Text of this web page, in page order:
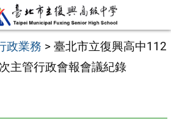
政業務 > 臺北市立復興高中112
主管行政會報會議紀錄